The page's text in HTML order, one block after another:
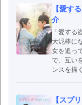
【愛す
介
「愛す
大泥棒に
女を追っ
で、互い
ンスを描
【スプ